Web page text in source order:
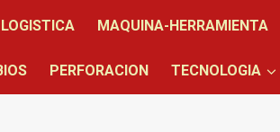
LOGISTICA MAQUINA-HERRAMIENTA
PERFORACION TECNOLOGIA